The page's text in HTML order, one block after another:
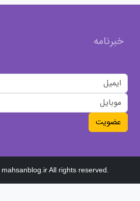
خبرنامه
عضویت
All rights reserved.